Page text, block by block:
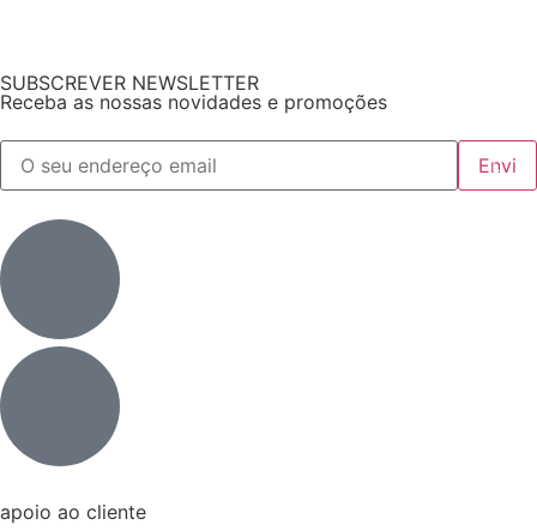
SUBSCREVER NEWSLETTER
Receba as nossas novidades e promoções
apoio ao cliente